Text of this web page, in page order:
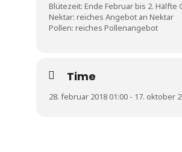
Blütezeit: Ende Februar bis 2. Hälfte
Nektar: reiches Angebot an Nektar
Pollen: reiches Pollenangebot
Time
28. februar 2018 01:00 - 17. oktober